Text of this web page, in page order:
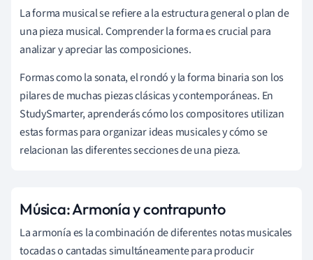
La forma musical se refiere a la estructura general o plan de
una pieza musical. Comprender la forma es crucial para
analizar y apreciar las composiciones.
Formas como la sonata, el rondó y la forma binaria son los
pilares de muchas piezas clásicas y contemporáneas. En
StudySmarter, aprenderás cómo los compositores utilizan
estas formas para organizar ideas musicales y cómo se
relacionan las diferentes secciones de una pieza.
Música: Armonía y contrapunto
La armonía es la combinación de diferentes notas musicales
tocadas o cantadas simultáneamente para producir